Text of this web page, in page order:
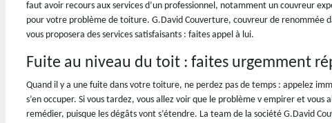
faut avoir recours aux services d’un professionnel, notamment un couvreur
pour votre problème de toiture. G.David Couverture, couvreur de renommée
vous proposera des services satisfaisants : faites appel à lui.
Fuite au niveau du toit : faites urgemment
Quand il y a une fuite dans votre toiture, ne perdez pas de temps : appelez
s’en occuper. Si vous tardez, vous allez voir que le problème v empirer et vous
remédier, puisque les dégâts vont s’étendre. La team de la société G.David